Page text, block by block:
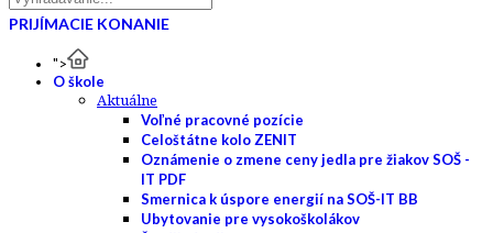
PRIJÍMACIE KONANIE
">
O škole
Aktuálne
Voľné pracovné pozície
Celoštátne kolo ZENIT
Oznámenie o zmene ceny jedla pre žiakov SOŠ -
IT PDF
Smernica k úspore energií na SOŠ-IT BB
Ubytovanie pre vysokoškolákov